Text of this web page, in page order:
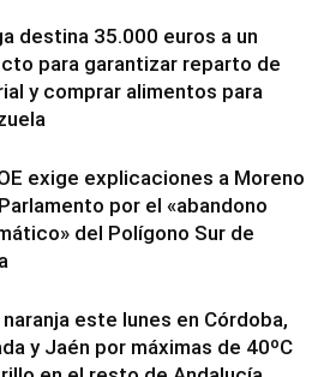
destina 35.000 euros a un
para garantizar reparto de
y comprar alimentos para
exige explicaciones a Moreno
por el «abandono
del Polígono Sur de
este lunes en Córdoba,
y Jaén por máximas de 40ºC